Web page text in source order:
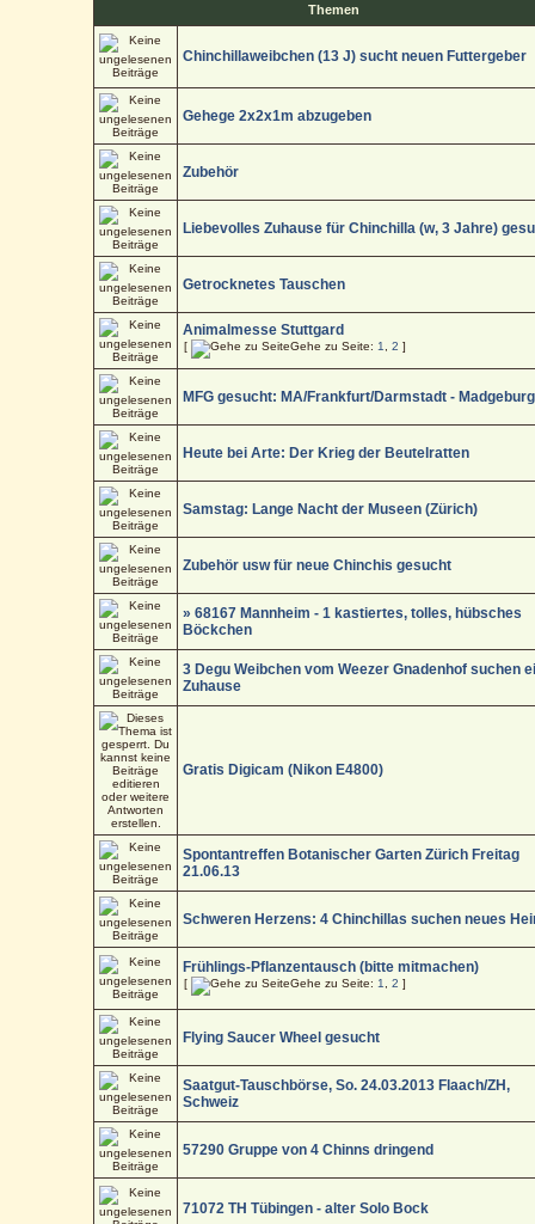
Themen
Chinchillaweibchen (13 J) sucht neuen Futtergeber
Gehege 2x2x1m abzugeben
Zubehör
Liebevolles Zuhause für Chinchilla (w, 3 Jahre)
Getrocknetes Tauschen
Animalmesse Stuttgard
[ Gehe zu Seite: 1 ,2 ]
MFG gesucht: MA/Frankfurt/Darmstadt - Madgeburg
Heute bei Arte: Der Krieg der Beutelratten
Samstag: Lange Nacht der Museen (Zürich)
Zubehör usw für neue Chinchis gesucht
» 68167 Mannheim - 1 kastiertes, tolles, hübsches
Böckchen
3 Degu Weibchen vom Weezer Gnadenhof suchen
Zuhause
Gratis Digicam (Nikon E4800)
Spontantreffen Botanischer Garten Zürich Freitag
21.06.13
Schweren Herzens: 4 Chinchillas suchen neues
Frühlings-Pflanzentausch (bitte mitmachen)
[ Gehe zu Seite: 1 ,2 ]
Flying Saucer Wheel gesucht
Saatgut-Tauschbörse, So. 24.03.2013 Flaach/ZH,
Schweiz
57290 Gruppe von 4 Chinns dringend
71072 TH Tübingen - alter Solo Bock